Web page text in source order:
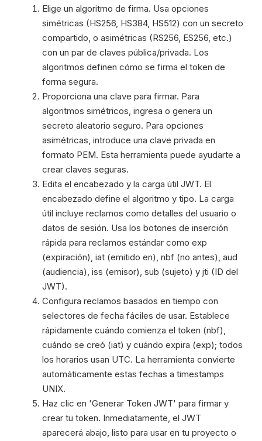
Elige un algoritmo de firma. Usa opciones
simétricas (HS256, HS384, HS512) con un secreto
compartido, o asimétricas (RS256, ES256, etc.)
con un par de claves pública/privada. Los
algoritmos definen cómo se firma el token de
forma segura.
Proporciona una clave para firmar. Para
algoritmos simétricos, ingresa o genera un
secreto aleatorio seguro. Para opciones
asimétricas, introduce una clave privada en
formato PEM. Esta herramienta puede ayudarte a
crear claves seguras.
Edita el encabezado y la carga útil JWT. El
encabezado define el algoritmo y tipo. La carga
útil incluye reclamos como detalles del usuario o
datos de sesión. Usa los botones de inserción
rápida para reclamos estándar como exp
(expiración), iat (emitido en), nbf (no antes), aud
(audiencia), iss (emisor), sub (sujeto) y jti (ID del
JWT).
Configura reclamos basados en tiempo con
selectores de fecha fáciles de usar. Establece
rápidamente cuándo comienza el token (nbf),
cuándo se creó (iat) y cuándo expira (exp); todos
los horarios usan UTC. La herramienta convierte
automáticamente estas fechas a timestamps
UNIX.
Haz clic en 'Generar Token JWT' para firmar y
crear tu token. Inmediatamente, el JWT
aparecerá abajo, listo para usar en tu proyecto o